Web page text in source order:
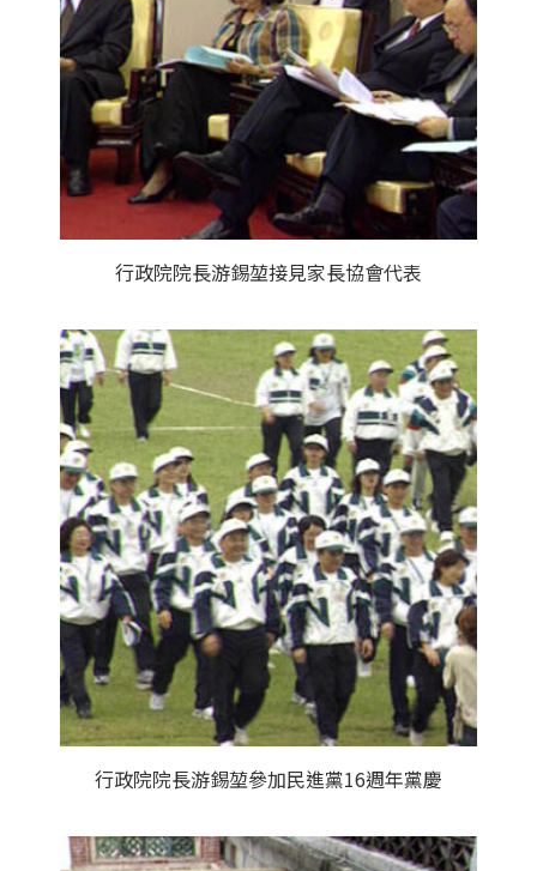
行政院院長游錫堃接見家長協會代表
行政院院長游錫堃參加民進黨16週年黨慶